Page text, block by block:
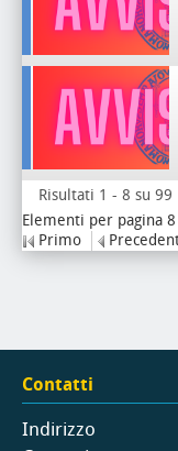
Risultati 1 - 8 su 99
Elementi per pagina 8
Primo
Contatti
Indirizzo